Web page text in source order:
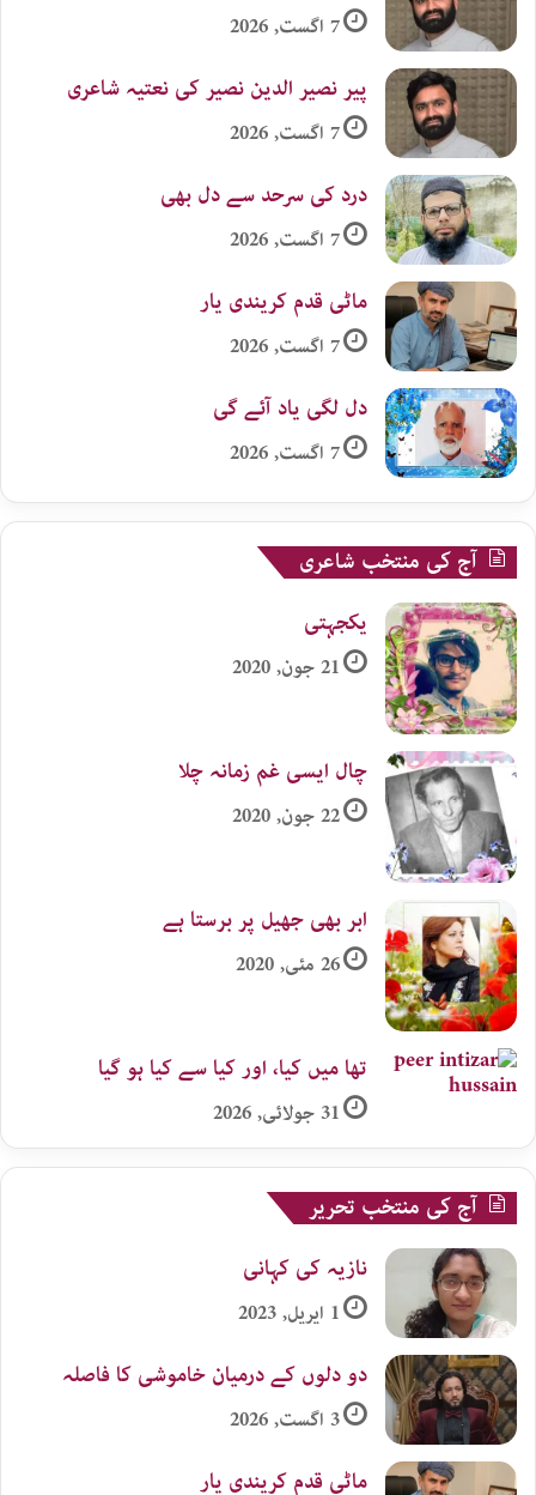
7 اگست, 2026
پیر نصیر الدین نصیر کی نعتیہ شاعری
7 اگست, 2026
درد کی سرحد سے دل بھی
7 اگست, 2026
ماٹی قدم کریندی یار
7 اگست, 2026
دل لگی یاد آئے گی
7 اگست, 2026
آج کی منتخب شاعری
یکجہتی
21 جون, 2020
چال ایسی غم زمانہ چلا
22 جون, 2020
ابر بھی جھیل پر برستا ہے
26 مئی, 2020
تھا میں کیا، اور کیا سے کیا ہو گیا
31 جولائی, 2026
آج کی منتخب تحریر
نازیہ کی کہانی
1 اپریل, 2023
دو دلوں کے درمیان خاموشی کا فاصلہ
3 اگست, 2026
ماٹی قدم کریندی یار